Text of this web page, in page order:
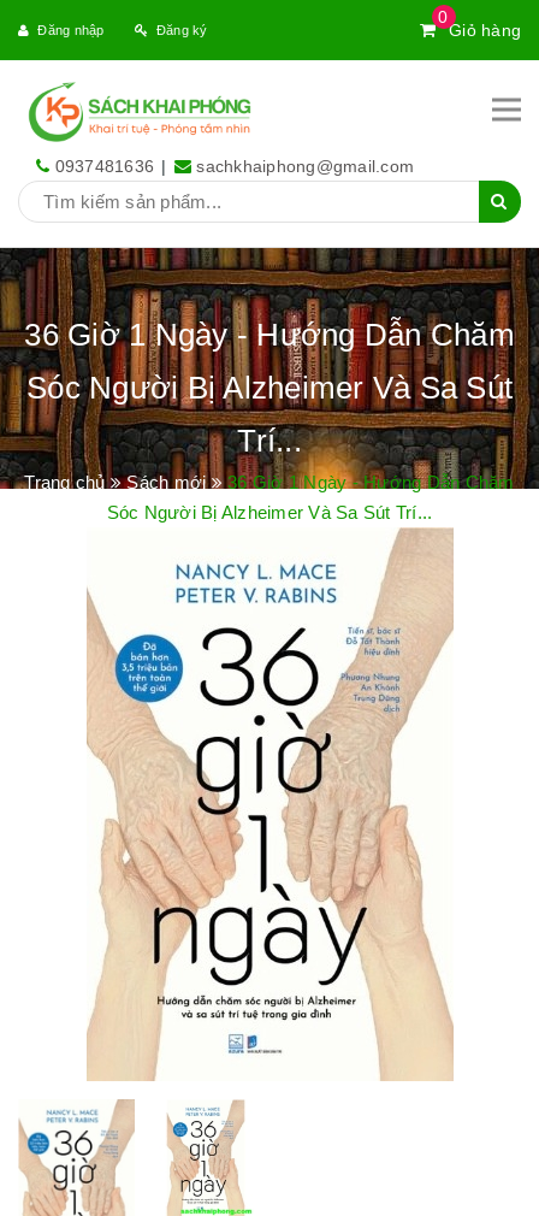
0
Giỏ hàng
Đăng nhập Đăng ký
0937481636 | sachkhaiphong@gmail.com
36 Giờ 1 Ngày - Hướng Dẫn Chăm
Sóc Người Bị Alzheimer Và Sa Sút
Trí...
Trang chủ Sách mới
36 Giờ 1 Ngày - Hướng Dẫn Chăm
Sóc Người Bị Alzheimer Và Sa Sút Trí...